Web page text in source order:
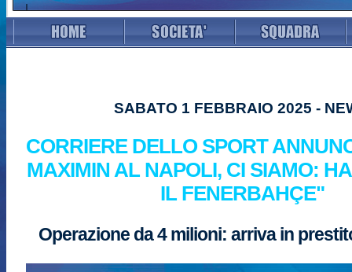
SABATO 1 FEBBRAIO 2025 -
CORRIERE DELLO SPORT
MAXIMIN AL NAPOLI, CI SIAMO:
IL FENERBAHÇE"
Operazione da 4 milioni: arriva in